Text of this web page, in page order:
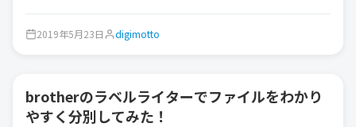
2019年5月23日 digimotto
ガジェット
brotherのラベルライターでファイルをわかり
やすく分別してみた！